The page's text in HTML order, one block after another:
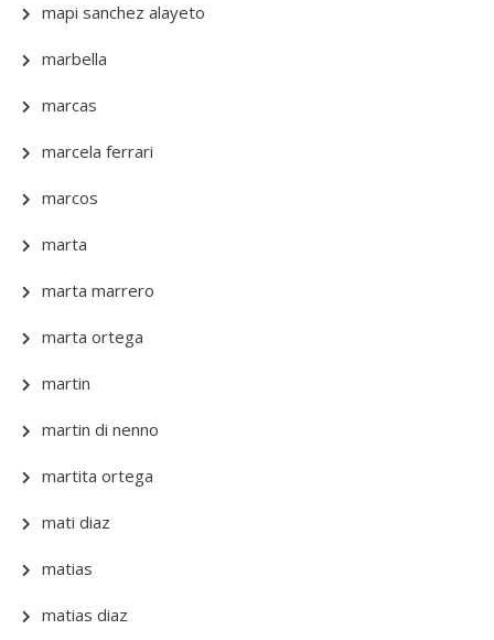
mapi sanchez alayeto
marbella
marcas
marcela ferrari
marcos
marta
marta marrero
marta ortega
martin
martin di nenno
martita ortega
mati diaz
matias
matias diaz